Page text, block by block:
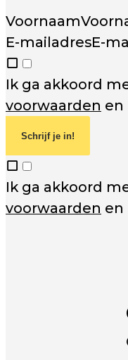
Voornaam
E-mailadresE-
Ik ga akkoord
voorwaarden en
Schrijf je in!
Ik ga akkoord
voorwaarden en